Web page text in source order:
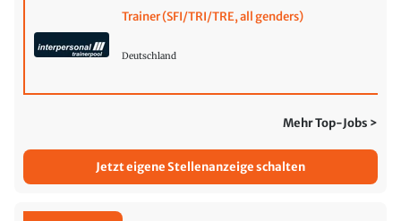
Trainer (SFI/TRI/TRE, all genders)
Deutschland
Mehr Top-Jobs >
Jetzt eigene Stellenanzeige schalten